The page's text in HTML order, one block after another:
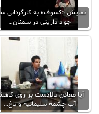
نمایش «کسوف» به کارگردانی
جواد دارینی در سمنان…
آیا معادن بالادست بر روی
آب چشمه سلیمانیه و باغ…